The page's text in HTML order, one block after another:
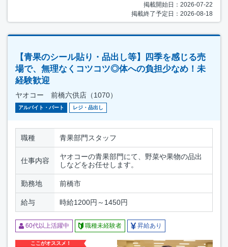
掲載開始日：2026-07-22
掲載終了予定日：2026-08-18
【青果のシール貼り・品出し等】四季を感じる売
場で、無理なくコツコツ◎体への負担少なめ！未
経験歓迎
ヤオコー 前橋六供店（1070）
アルバイト・パート レジ・品出し
職種 青果部門スタッフ
仕事内容
ヤオコーの青果部門にて、野菜や果物の品出
しなどをお任せします。
勤務地 前橋市
給与 時給1200円～1450円
60代以上活躍中 職種未経験者 昇給あり
ここがオススメ！